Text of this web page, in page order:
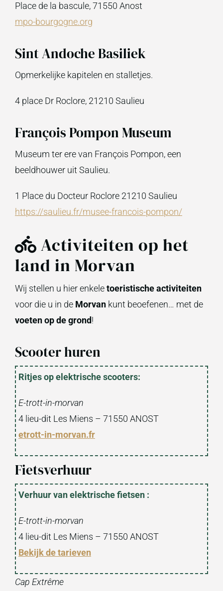
Place de la bascule, 71550 Anost
mpo-bourgogne.org
Sint Andoche Basiliek
Opmerkelijke kapitelen en stalletjes.
4 place Dr Roclore, 21210 Saulieu
François Pompon Museum
Museum ter ere van François Pompon, een
beeldhouwer uit Saulieu.
1 Place du Docteur Roclore 21210 Saulieu
https://saulieu.fr/musee-francois-pompon/
Activiteiten op het
land in Morvan
Wij stellen u hier enkeletoeristische activiteiten
voor die u in de Morvankunt beoefenen… met de
voeten op de grond!
Scooter huren
Ritjes op elektrische scooters:
E-trott-in-morvan
4 lieu-dit Les Miens – 71550 ANOST
etrott-in-morvan.fr
Fietsverhuur
Verhuur van elektrische fietsen :
E-trott-in-morvan
4 lieu-dit Les Miens – 71550 ANOST
Bekijk de tarieven
Cap Extrême